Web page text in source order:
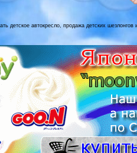
детское автокресло, продажа детских